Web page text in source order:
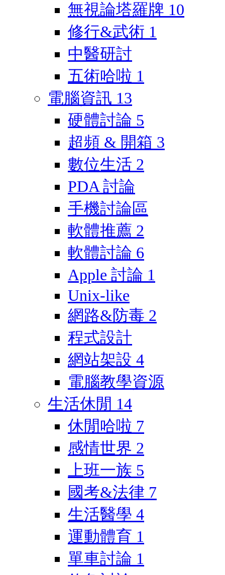
無視論塔羅牌 10
修行&武術 1
中醫研討
五術哈啦 1
電腦資訊 13
硬體討論 5
超頻 & 開箱 3
數位生活 2
PDA 討論
手機討論區
軟體推薦 2
軟體討論 6
Apple 討論 1
Unix-like
網路&防毒 2
程式設計
網站架設 4
電腦教學資源
生活休閒 14
休閒哈啦 7
感情世界 2
上班一族 5
國考&法律 7
生活醫學 4
運動體育 1
單車討論 1